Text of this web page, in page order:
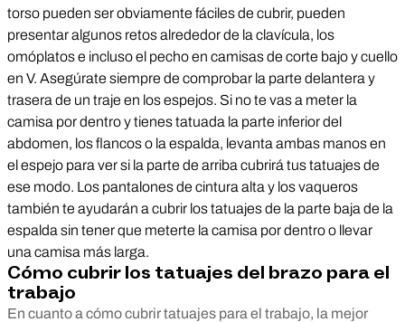
torso pueden ser obviamente fáciles de cubrir, pueden
presentar algunos retos alrededor de la clavícula, los
omóplatos e incluso el pecho en camisas de corte bajo y cuello
en V. Asegúrate siempre de comprobar la parte delantera y
trasera de un traje en los espejos. Si no te vas a meter la
camisa por dentro y tienes tatuada la parte inferior del
abdomen, los flancos o la espalda, levanta ambas manos en
el espejo para ver si la parte de arriba cubrirá tus tatuajes de
ese modo. Los pantalones de cintura alta y los vaqueros
también te ayudarán a cubrir los tatuajes de la parte baja de la
espalda sin tener que meterte la camisa por dentro o llevar
una camisa más larga.
Cómo cubrir los tatuajes del brazo para el
trabajo
En cuanto a cómo cubrir tatuajes para el trabajo, la mejor